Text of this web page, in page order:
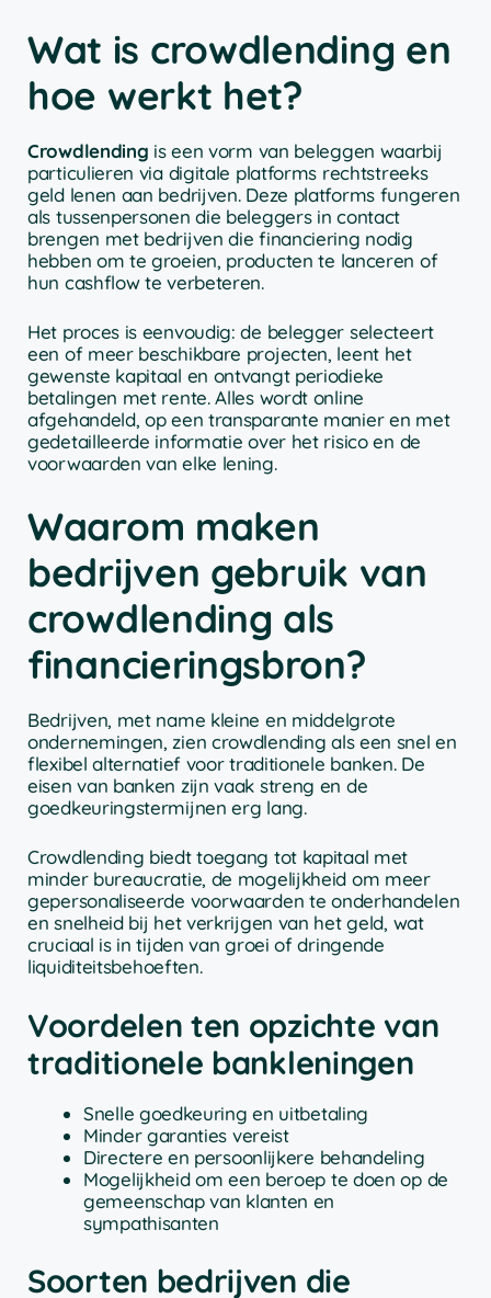
Wat is crowdlending en
hoe werkt het?
Crowdlending is een vorm van beleggen waarbij
particulieren via digitale platforms rechtstreeks
geld lenen aan bedrijven. Deze platforms fungeren
als tussenpersonen die beleggers in contact
brengen met bedrijven die financiering nodig
hebben om te groeien, producten te lanceren of
hun cashflow te verbeteren.
Het proces is eenvoudig: de belegger selecteert
een of meer beschikbare projecten, leent het
gewenste kapitaal en ontvangt periodieke
betalingen met rente. Alles wordt online
afgehandeld, op een transparante manier en met
gedetailleerde informatie over het risico en de
voorwaarden van elke lening.
Waarom maken
bedrijven gebruik van
crowdlending als
financieringsbron?
Bedrijven, met name kleine en middelgrote
ondernemingen, zien crowdlending als een snel en
flexibel alternatief voor traditionele banken. De
eisen van banken zijn vaak streng en de
goedkeuringstermijnen erg lang.
Crowdlending biedt toegang tot kapitaal met
minder bureaucratie, de mogelijkheid om meer
gepersonaliseerde voorwaarden te onderhandelen
en snelheid bij het verkrijgen van het geld, wat
cruciaal is in tijden van groei of dringende
liquiditeitsbehoeften.
Voordelen ten opzichte van
traditionele bankleningen
Snelle goedkeuring en uitbetaling
Minder garanties vereist
Directere en persoonlijkere behandeling
Mogelijkheid om een beroep te doen op de
gemeenschap van klanten en
sympathisanten
Soorten bedrijven die